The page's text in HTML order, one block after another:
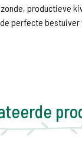
productieve
perfecte